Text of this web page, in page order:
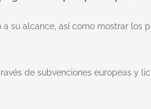
su alcance, así como mostrar los
de subvenciones europeas y